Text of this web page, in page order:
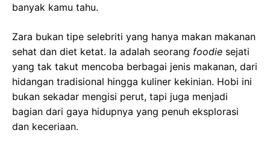
banyak kamu tahu.
Zara bukan tipe selebriti yang hanya makan makanan
sehat dan diet ketat. Ia adalah seorang foodie sejati
yang tak takut mencoba berbagai jenis makanan, dari
hidangan tradisional hingga kuliner kekinian. Hobi ini
bukan sekadar mengisi perut, tapi juga menjadi
bagian dari gaya hidupnya yang penuh eksplorasi
dan keceriaan.